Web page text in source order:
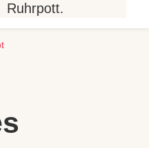
Ruhrpott.